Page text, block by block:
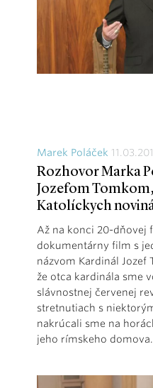
Marek Poláček
Rozhovor Marka
Jozefom
Katolíckych
Až na konci 20-dňovej
dokumentárny film s
názvom Kardinál Jozef
že otca kardinála sme
slávnostnej červenej
stretnutiach s
nakrúcali sme na
jeho rímskeho domova.